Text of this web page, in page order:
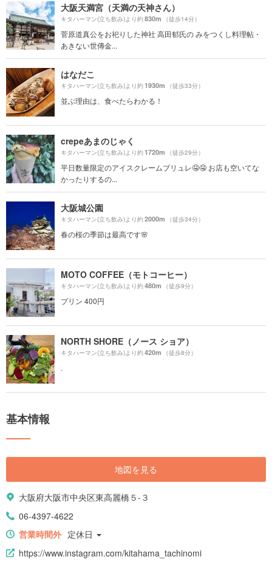
大阪天満宮（天満の天神さん）
キタハーマン(立ち飲み)より約830m （徒歩14分）
菅原道真公をお祀りした神社 高田郁氏の みをつくし料理帖・
あきない世傳金...
はなだこ
キタハーマン(立ち飲み)より約1930m （徒歩33分）
並ぶ理由は、食べたらわかる！
crepeあまのじゃく
キタハーマン(立ち飲み)より約1720m （徒歩29分）
平日数量限定のアイスクレームブリュレ🤤🤤 お店も空いてな
かったりするの...
大阪城公園
キタハーマン(立ち飲み)より約2000m （徒歩34分）
春の桜の季節は最高です🌸
MOTO COFFEE（モトコーヒー）
キタハーマン(立ち飲み)より約480m （徒歩9分）
プリン 400円
NORTH SHORE（ノース ショア）
キタハーマン(立ち飲み)より約420m （徒歩8分）
.
基本情報
地図を見る
大阪府大阪市中央区東高麗橋５-３
06-4397-4622
営業時間外 定休日
https://www.instagram.com/kitahama_tachinomi